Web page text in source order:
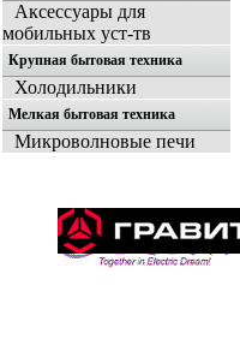
Аксессуары для
мобильных уст-тв
Крупная бытовая техника
Холодильники
Мелкая бытовая техника
Микроволновые печи